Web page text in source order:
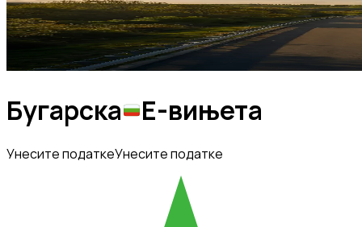
Бугарска Е-вињета
Унесите податкеУнесите податке